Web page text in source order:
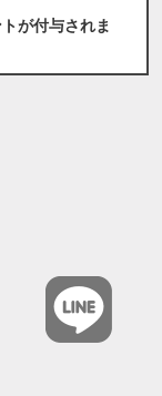
が付与されま